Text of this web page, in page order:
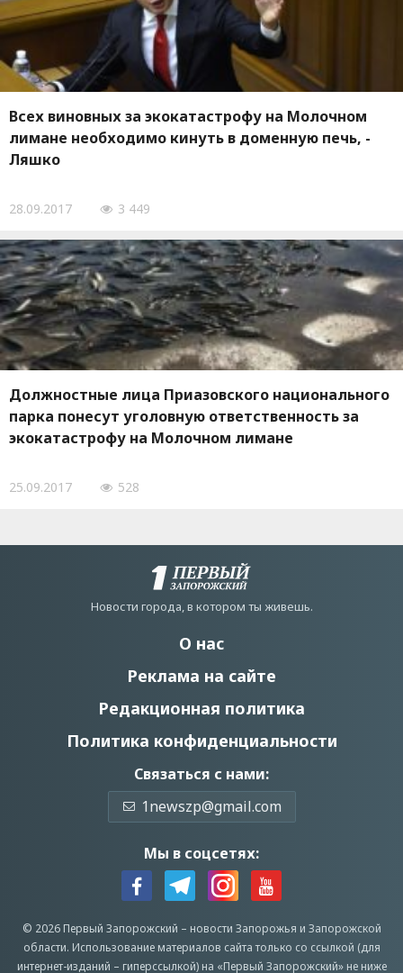
Всех виновных за экокатастрофу на Молочном
лимане необходимо кинуть в доменную печь, -
Ляшко
28.09.2017 3 449
Должностные лица Приазовского национального
парка понесут уголовную ответственность за
экокатастрофу на Молочном лимане
25.09.2017 528
Новости города, в котором ты живешь.
О нас
Реклама на сайте
Редакционная политика
Политика конфиденциальности
Связаться с нами:
1newszp@gmail.com
Мы в соцсетях:
© 2026 Первый Запорожский – новости Запорожья и Запорожской
области. Использование материалов сайта только со ссылкой (для
интернет-изданий – гиперссылкой) на «Первый Запорожский» не ниже